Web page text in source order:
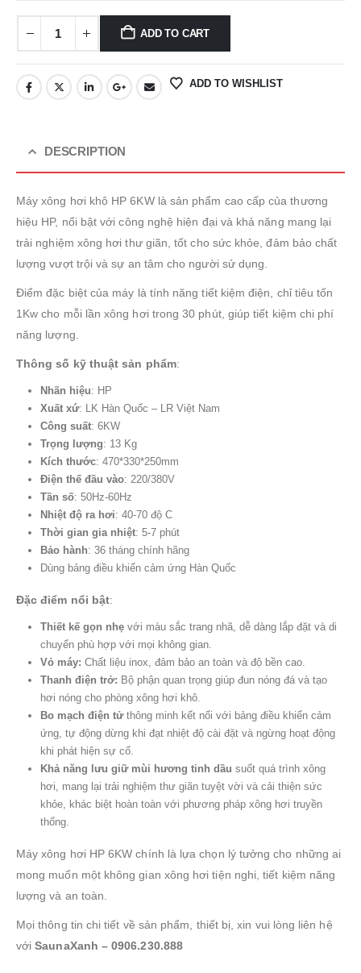
ADD TO CART
ADD TO WISHLIST
DESCRIPTION
Máy xông hơi khô HP 6KW là sản phẩm cao cấp của thương
hiệu HP, nổi bật với công nghệ hiện đại và khả năng mang lại
trải nghiệm xông hơi thư giãn, tốt cho sức khỏe, đảm bảo chất
lượng vượt trội và sự an tâm cho người sử dụng.
Điểm đặc biệt của máy là tính năng tiết kiệm điện, chỉ tiêu tốn
1Kw cho mỗi lần xông hơi trong 30 phút, giúp tiết kiệm chi phí
năng lượng.
Thông số kỹ thuật sản phẩm:
Nhãn hiệu: HP
Xuất xứ: LK Hàn Quốc – LR Việt Nam
Công suất: 6KW
Trọng lượng: 13 Kg
Kích thước: 470*330*250mm
Điện thế đầu vào: 220/380V
Tần số: 50Hz-60Hz
Nhiệt độ ra hơi: 40-70 độ C
Thời gian gia nhiệt: 5-7 phút
Bảo hành: 36 tháng chính hãng
Dùng bảng điều khiển cảm ứng Hàn Quốc
Đặc điểm nổi bật:
Thiết kế gọn nhẹvới màu sắc trang nhã, dễ dàng lắp đặt và di
chuyển phù hợp với mọi không gian.
Vỏ máy: Chất liệu inox, đảm bảo an toàn và độ bền cao.
Thanh điện trở: Bộ phận quan trọng giúp đun nóng đá và tạo
hơi nóng cho phòng xông hơi khô.
Bo mạch điện tửthông minh kết nối với bảng điều khiển cảm
ứng, tự động dừng khi đạt nhiệt độ cài đặt và ngừng hoạt động
khi phát hiện sự cố.
Khả năng lưu giữ mùi hương tinh dầu suốt quá trình xông
hơi, mang lại trải nghiệm thư giãn tuyệt vời và cải thiện sức
khỏe, khác biệt hoàn toàn với phương pháp xông hơi truyền
thống.
Máy xông hơi HP 6KW chính là lựa chọn lý tưởng cho những ai
mong muốn một không gian xông hơi tiện nghi, tiết kiệm năng
lượng và an toàn.
Mọi thông tin chi tiết về sản phẩm, thiết bị, xin vui lòng liên hệ
vớiSaunaXanh – 0906.230.888